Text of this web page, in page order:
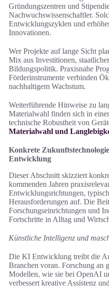
Gründungszentren und
Nachwuchswissenschaftler.
Entwicklungszyklen und
Innovationen.
Wer Projekte auf lange Sicht
Mix aus Investitionen,
Bildungspolitik. Praxisnahe
Förderinstrumente verbinden
nachhaltigem Wachstum.
Weiterführende Hinweise zu
Materialwahl finden sich in
technische Robustheit von
Materialwahl und
Konkrete
Entwicklung
Dieser Abschnitt skizziert
kommenden Jahren
Entwicklungsrichtungen,
Herausforderungen auf. Die
Forschungseinrichtungen und
Fortschritte in Alltag und
Künstliche Intelligenz und
Die KI Entwicklung treibt die
Branchen voran. Forschung an
Modellen, wie sie bei OpenAI
verbessert kreative Assistenz